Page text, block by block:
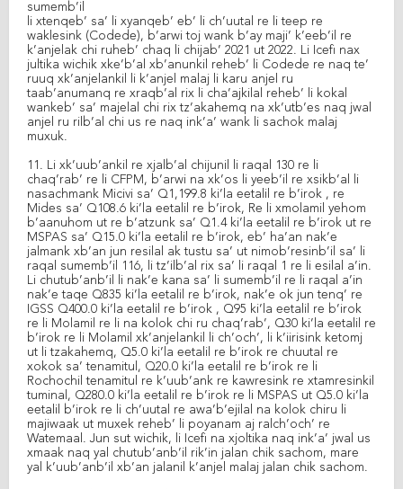
sumemb’il
li xtenqeb’ sa’ li xyanqeb’ eb’ li ch’uutal re li teep re
waklesink (Codede), b’arwi toj wank b’ay maji’ k’eeb’il re
k’anjelak chi ruheb’ chaq li chijab’ 2021 ut 2022. Li Icefi nax
jultika wichik xke’b’al xb’anunkil reheb’ li Codede re naq te’
ruuq xk’anjelankil li k’anjel malaj li karu anjel ru
taab’anumanq re xraqb’al rix li cha’ajkilal reheb’ li kokal
wankeb’ sa’ majelal chi rix tz’akahemq na xk’utb’es naq jwal
anjel ru rilb’al chi us re naq ink’a’ wank li sachok malaj
muxuk.
11. Li xk’uub’ankil re xjalb’al chijunil li raqal 130 re li
chaq’rab’ re li CFPM, b’arwi na xk’os li yeeb’il re xsikb’al li
nasachmank Micivi sa’ Q1,199.8 ki’la eetalil re b’irok , re
Mides sa’ Q108.6 ki’la eetalil re b’irok, Re li xmolamil yehom
b’aanuhom ut re b’atzunk sa’ Q1.4 ki’la eetalil re b’irok ut re
MSPAS sa’ Q15.0 ki’la eetalil re b’irok, eb’ ha’an nak’e
jalmank xb’an jun resilal ak tustu sa’ ut nimob’resinb’il sa’ li
raqal sumemb’il 116, li tz’ilb’al rix sa’ li raqal 1 re li esilal a’in.
Li chutub’anb’il li nak’e kana sa’ li sumemb’il re li raqal a’in
nak’e taqe Q835 ki’la eetalil re b’irok, nak’e ok jun tenq’ re
IGSS Q400.0 ki’la eetalil re b’irok , Q95 ki’la eetalil re b’irok
re li Molamil re li na kolok chi ru chaq’rab’, Q30 ki’la eetalil re
b’irok re li Molamil xk’anjelankil li ch’och’, li k’iirisink ketomj
ut li tzakahemq, Q5.0 ki’la eetalil re b’irok re chuutal re
xokok sa’ tenamitul, Q20.0 ki’la eetalil re b’irok re li
Rochochil tenamitul re k’uub’ank re kawresink re xtamresinkil
tuminal, Q280.0 ki’la eetalil re b’irok re li MSPAS ut Q5.0 ki’la
eetalil b’irok re li ch’uutal re awa’b’ejilal na kolok chiru li
majiwaak ut muxek reheb’ li poyanam aj ralch’och’ re
Watemaal. Jun sut wichik, li Icefi na xjoltika naq ink’a’ jwal us
xmaak naq yal chutub’anb’il rik’in jalan chik sachom, mare
yal k’uub’anb’il xb’an jalanil k’anjel malaj jalan chik sachom.